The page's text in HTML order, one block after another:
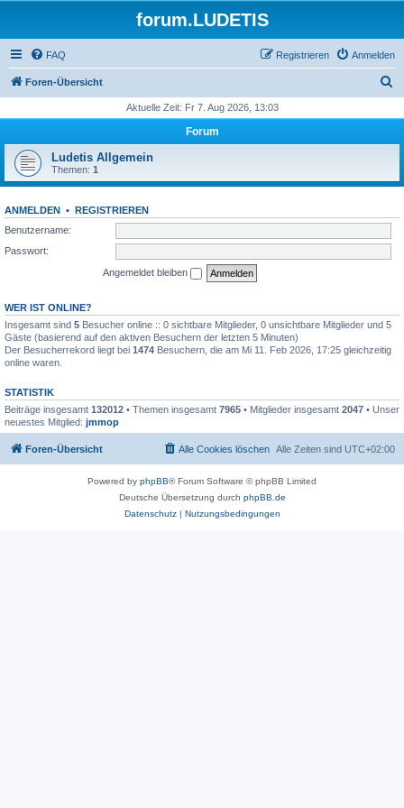
forum.LUDETIS
FAQ Anmelden
Registrieren
Foren-Übersicht
h
Aktuelle Zeit: Fr 7. Aug 2026, 13:03
Forum
Ludetis Allgemein
Themen: 1
ANMELDEN • REGISTRIEREN
Benutzername:
Passwort:
Angemeldet bleiben
WER IST ONLINE?
Insgesamt sind 5 Besucher online :: 0 sichtbare Mitglieder, 0 unsichtbare Mitglieder und 5
Gäste (basierend auf den aktiven Besuchern der letzten 5 Minuten)
Der Besucherrekord liegt bei 1474 Besuchern, die am Mi 11. Feb 2026, 17:25 gleichzeitig
online waren.
STATISTIK
Beiträge insgesamt 132012 • Themen insgesamt 7965 • Mitglieder insgesamt 2047 • Unser
neuestes Mitglied: jmmop
Foren-Übersicht Alle Zeiten sind UTC+02:00
Alle Cookies löschen
Powered by phpBB® Forum Software © phpBB Limited
Deutsche Übersetzung durch phpBB.de
Datenschutz| Nutzungsbedingungen